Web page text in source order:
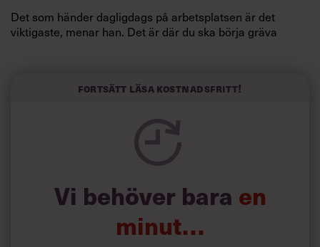
Det som händer dagligdags på arbetsplatsen är det
viktigaste, menar han. Det är där du ska börja gräva
och höjt arbetsglädjen på Google:
Fortsätt läsa kostnadsfritt!
Vi behöver bara en
minut…